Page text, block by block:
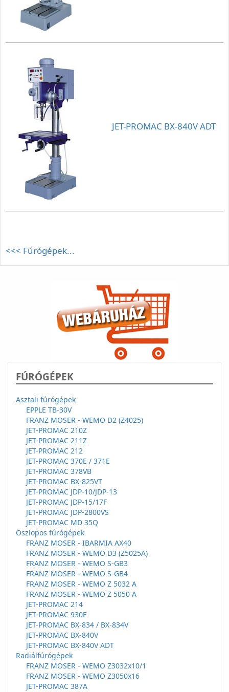
JET-PROMAC BX-840V ADT
<<< Fúrógépek...
FÚRÓGÉPEK
Asztali fúrógépek
EPPLE TB-30V
FRANZ MOSER - WEMO D2 (Z4025)
JET-PROMAC 210Z
JET-PROMAC 211Z
JET-PROMAC 212
JET-PROMAC 370E / 371E
JET-PROMAC 378VB
JET-PROMAC BX-825VT
JET-PROMAC JDP-10/JDP-13
JET-PROMAC JDP-15/17F
JET-PROMAC JDP-2800VS
JET-PROMAC MD 35Q
Oszlopos fúrógépek
FRANZ MOSER - IBARMIA AX40
FRANZ MOSER - WEMO D3 (Z5025A)
FRANZ MOSER - WEMO S-GB3
FRANZ MOSER - WEMO S-GB4
FRANZ MOSER - WEMO Z 5032 A
FRANZ MOSER - WEMO Z 5050 A
JET-PROMAC 214
JET-PROMAC 930E
JET-PROMAC BX-834 / BX-834V
JET-PROMAC BX-840V
JET-PROMAC BX-840V ADT
Radiálfúrógépek
FRANZ MOSER - WEMO Z3032x10/1
FRANZ MOSER - WEMO Z3050x16
JET-PROMAC 387A